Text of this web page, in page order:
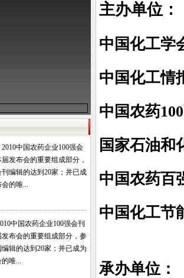
中国农药企业100强会
发布会的重要组成部分，
刊编辑的达到20家；并已成
会的唯...
中国农药企业100强会刊
发布会的重要组成部分，参
辑的达到20家；并已成为
唯...
主办单位：
中国化工学
中国化工情
中国农药
国家石油和
中国农药百
中国化工节
承办单位：